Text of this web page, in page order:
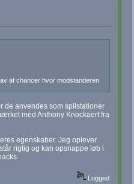
af chancer hvor modstanderen
de anvendes som spilstationer
med Anthony Knockaert fra
egenskaber. Jeg oplever
rigtig og kan opsnappe løb i
Logged